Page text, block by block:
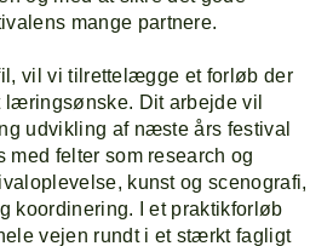
mange partnere.
vil vi tilrettelægge et forløb der
læringsønske. Dit arbejde vil
udvikling af næste års festival
med felter som research og
kunst og scenografi,
koordinering. I et praktikforløb
vejen rundt i et stærkt fagligt